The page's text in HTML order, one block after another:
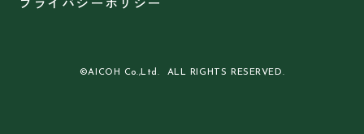
©︎AICOH Co.,Ltd. ALL RIGHTS RESERVED.